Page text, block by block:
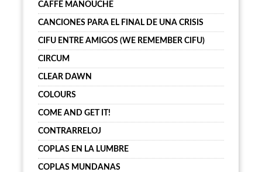
CAFFË MANOUCHE
CANCIONES PARA EL FINAL DE UNA CRISIS
CIFU ENTRE AMIGOS (WE REMEMBER CIFU)
CIRCUM
CLEAR DAWN
COLOURS
COME AND GET IT!
CONTRARRELOJ
COPLAS EN LA LUMBRE
COPLAS MUNDANAS